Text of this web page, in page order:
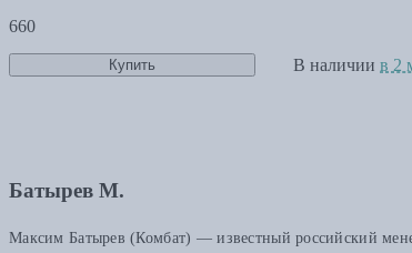
660
Купить В наличии в 2
Батырев М.
Максим Батырев (Комбат) — известный российский